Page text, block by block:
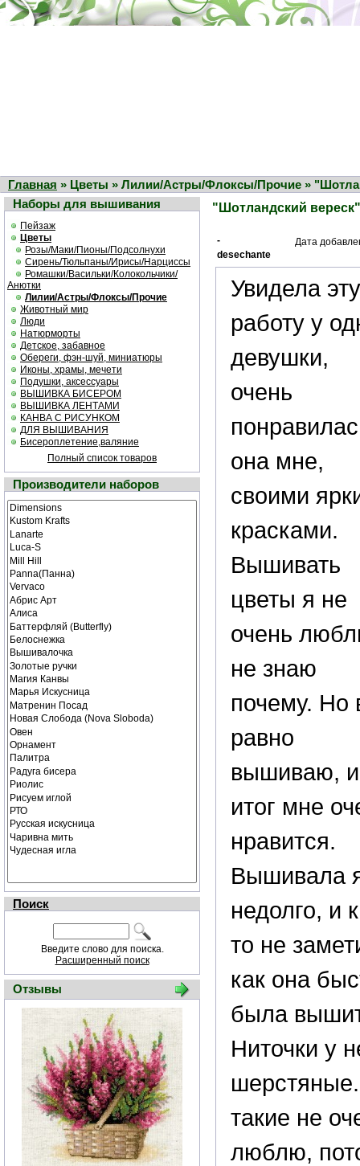
Главная » Цветы » Лилии/Астры/Флоксы/Прочие »
Наборы для вышивания
Пейзаж
Цветы
Розы/Маки/Пионы/Подсолнухи
Сирень/Тюльпаны/Ирисы/Нарциссы
Ромашки/Васильки/Колокольчики/
Анютки
Лилии/Астры/Флоксы/Прочие
Животный мир
Люди
Натюрморты
Детское, забавное
Обереги, фэн-шуй, миниатюры
Иконы, храмы, мечети
Подушки, аксессуары
ВЫШИВКА БИСЕРОМ
ВЫШИВКА ЛЕНТАМИ
КАНВА С РИСУНКОМ
ДЛЯ ВЫШИВАНИЯ
Бисероплетение,валяние
Полный список товаров
Производители наборов
Поиск
Введите слово для поиска.
Расширенный поиск
Отзывы
"Шотландский вереск"
-
desechante
Дата
Увидела эту
работу у
девушки,
очень
она мне,
своими
красками.
Вышивать
цветы я не
очень
не знаю
почему. Но
равно
вышиваю, и
итог мне
нравится.
Вышивала
недолго, и
то не
как она
была
Ниточки у
такие не
люблю,